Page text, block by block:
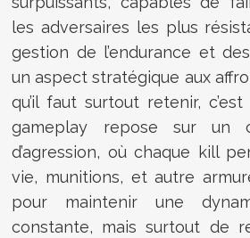
les adversaires les plus
gestion de l’endurance et
un aspect stratégique aux
qu’il faut surtout retenir,
gameplay repose sur un
d’agression, où chaque kill
vie, munitions, et autre
pour maintenir une
constante, mais surtout de